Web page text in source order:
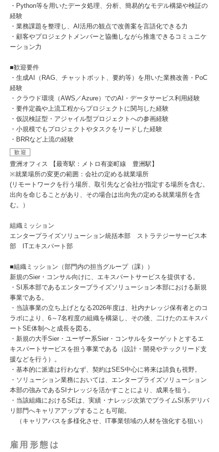
・Python等を用いたデータ処理、分析、簡易的なモデル構築や検証の
経験
・業務課題を整理し、AI活用の観点で改善案を言語化できる力
・顧客やプロジェクトメンバーと協働しながら推進できるコミュニケ
ーション力
■歓迎要件
・生成AI（RAG、チャットボット、要約等）を用いた業務改善・PoC
経験
・クラウド環境（AWS／Azure）でのAI・データサービス利用経験
・要件定義や上流工程からプロジェクトに関与した経験
・仮説検証型・アジャイル型プロジェクトへの参画経験
・小規模でもプロジェクトやタスクをリードした経験
・BRRなど上流の経験
歓迎
豊洲オフィス 【最寄駅：メトロ有楽町線 豊洲駅】
※就業場所の変更の範囲：会社の定める就業場所
(リモートワークを行う場所、取引先など会社が指定する場所を含む。
出向を命じることがあり、その場合は出向先の定める就業場所を含
む。）
組織ミッション
エンタープライズソリューション統括本部 ストラテジーサービス本
部 ITエキスパート部
■組織ミッション（部門内の担当グループ（課））
新規のSier・コンサル向けに、エキスパートサービスを提供する。
・SI系本部であるエンタープライズソリューション本部における新規
事業である。
・当該事業の立ち上げとなる2026年度は、社内ナレッジ保有者とのコ
ラボにより、6～7名程度の組織を構築し、その後、二けたのエキスパ
ートSE体制へと成長を図る。
・新規の大手Sier・ユーザー系Sier・コンサルをターゲットとするエ
キスパートサービスを担う事業である（設計・開発やテックリード支
援などを行う）。
・基本的に派遣は行わなず、契約はSES中心に将来は請負も視野。
・ソリューション業務においては、エンタープライズソリューション
本部の強みであるSIナレッジを活かすことにより、成果を狙う。
・当該組織におけるSEは、実績・ナレッジ次第でプライムSI系デリバ
リ部門へキャリアアップすることも可能。
（キャリアパスを多様化させ、IT事業領域の人材を強化する狙い）
雇用形態は